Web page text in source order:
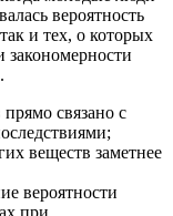
вероятность
и тех, о которых
закономерности
связано с
веществ заметнее
вероятности
при